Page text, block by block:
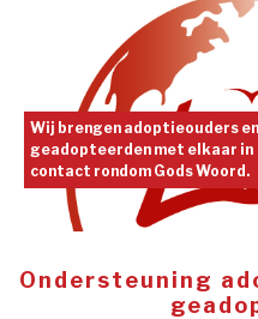
Adoptiecontact
Handige links
Wij brengen adoptieouders en
geadopteerden met elkaar in
contact rondom Gods Woord.
Ondersteuning